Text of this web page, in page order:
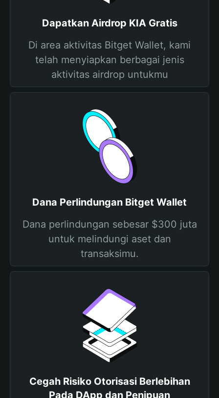
Dapatkan Airdrop KIA Gratis
Di area aktivitas Bitget Wallet, kami
telah menyiapkan berbagai jenis
aktivitas airdrop untukmu
Dana Perlindungan Bitget Wallet
Dana perlindungan sebesar $300 juta
untuk melindungi aset dan
transaksimu.
Cegah Risiko Otorisasi Berlebihan
Pada DApp dan Penipuan